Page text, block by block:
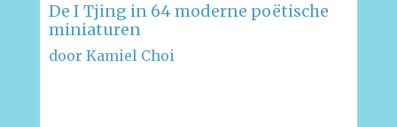
De I Tjing in 64 moderne poëtische
miniaturen
door Kamiel Choi